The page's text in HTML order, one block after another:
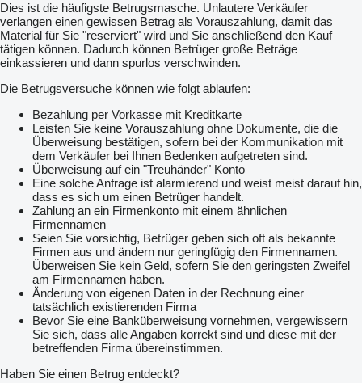
Dies ist die häufigste Betrugsmasche. Unlautere Verkäufer
verlangen einen gewissen Betrag als Vorauszahlung, damit das
Material für Sie "reserviert" wird und Sie anschließend den Kauf
tätigen können. Dadurch können Betrüger große Beträge
einkassieren und dann spurlos verschwinden.
Die Betrugsversuche können wie folgt ablaufen:
Bezahlung per Vorkasse mit Kreditkarte
Leisten Sie keine Vorauszahlung ohne Dokumente, die die
Überweisung bestätigen, sofern bei der Kommunikation mit
dem Verkäufer bei Ihnen Bedenken aufgetreten sind.
Überweisung auf ein "Treuhänder" Konto
Eine solche Anfrage ist alarmierend und weist meist darauf hin,
dass es sich um einen Betrüger handelt.
Zahlung an ein Firmenkonto mit einem ähnlichen
Firmennamen
Seien Sie vorsichtig, Betrüger geben sich oft als bekannte
Firmen aus und ändern nur geringfügig den Firmennamen.
Überweisen Sie kein Geld, sofern Sie den geringsten Zweifel
am Firmennamen haben.
Änderung von eigenen Daten in der Rechnung einer
tatsächlich existierenden Firma
Bevor Sie eine Banküberweisung vornehmen, vergewissern
Sie sich, dass alle Angaben korrekt sind und diese mit der
betreffenden Firma übereinstimmen.
Haben Sie einen Betrug entdeckt?